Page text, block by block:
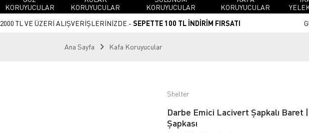
KORUYUCULAR
KORUYUCULAR
KORUYUCULAR
KORUYUCULAR
2000 TL VE ÜZERİ ALIŞVERİŞLERİNİZDE - SEPETTE 100 TL İNDİRİM FIRSATI
Ana Sayfa Kafa Koruyucular
Shelter
Darbe Emici Lacivert Şapkalı Baret
Şapkası